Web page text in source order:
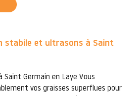
stabile et ultrasons à Saint
Saint Germain en Laye Vous
vos graisses superflues pour